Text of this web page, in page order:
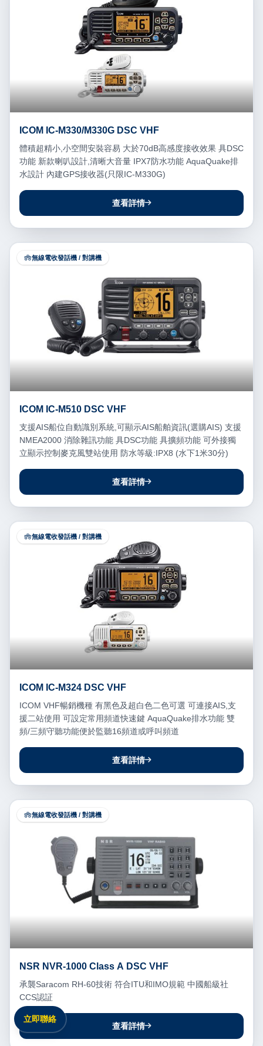
ICOM IC-M330/M330G DSC VHF
體積超精小,小空間安裝容易 大於70dB高感度接收效果 具DSC
功能 新款喇叭設計,清晰大音量 IPX7防水功能 AquaQuake排
水設計 內建GPS接收器(只限IC-M330G)
查看詳情
無線電收發話機 / 對講機
ICOM IC-M510 DSC VHF
支援AIS船位自動識別系統,可顯示AIS船舶資訊(選購AIS) 支援
NMEA2000 消除雜訊功能 具DSC功能 具擴頻功能 可外接獨
立顯示控制麥克風雙站使用 防水等級:IPX8 (水下1米30分)
查看詳情
無線電收發話機 / 對講機
ICOM IC-M324 DSC VHF
ICOM VHF暢銷機種 有黑色及超白色二色可選 可連接AIS,支
援二站使用 可設定常用頻道快速鍵 AquaQuake排水功能 雙
頻/三頻守聽功能便於監聽16頻道或呼叫頻道
查看詳情
無線電收發話機 / 對講機
NSR NVR-1000 Class A DSC VHF
承襲Saracom RH-60技術 符合ITU和IMO規範 中國船級社
CCS認証
查看詳情
立即聯絡